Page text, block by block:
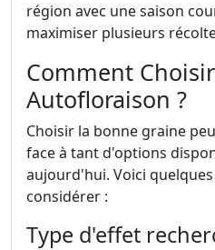
région avec une saison
maximiser plusieurs
Comment
Autofloraison ?
Choisir la bonne graine
face à tant d'options
aujourd'hui. Voici
considérer :
Type d'effet